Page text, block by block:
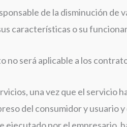
de la disminución de
características o su
no será aplicable a los
una vez que el servicio
del consumidor y usuario